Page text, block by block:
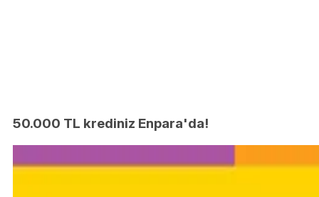
50.000 TL krediniz Enpara'da!